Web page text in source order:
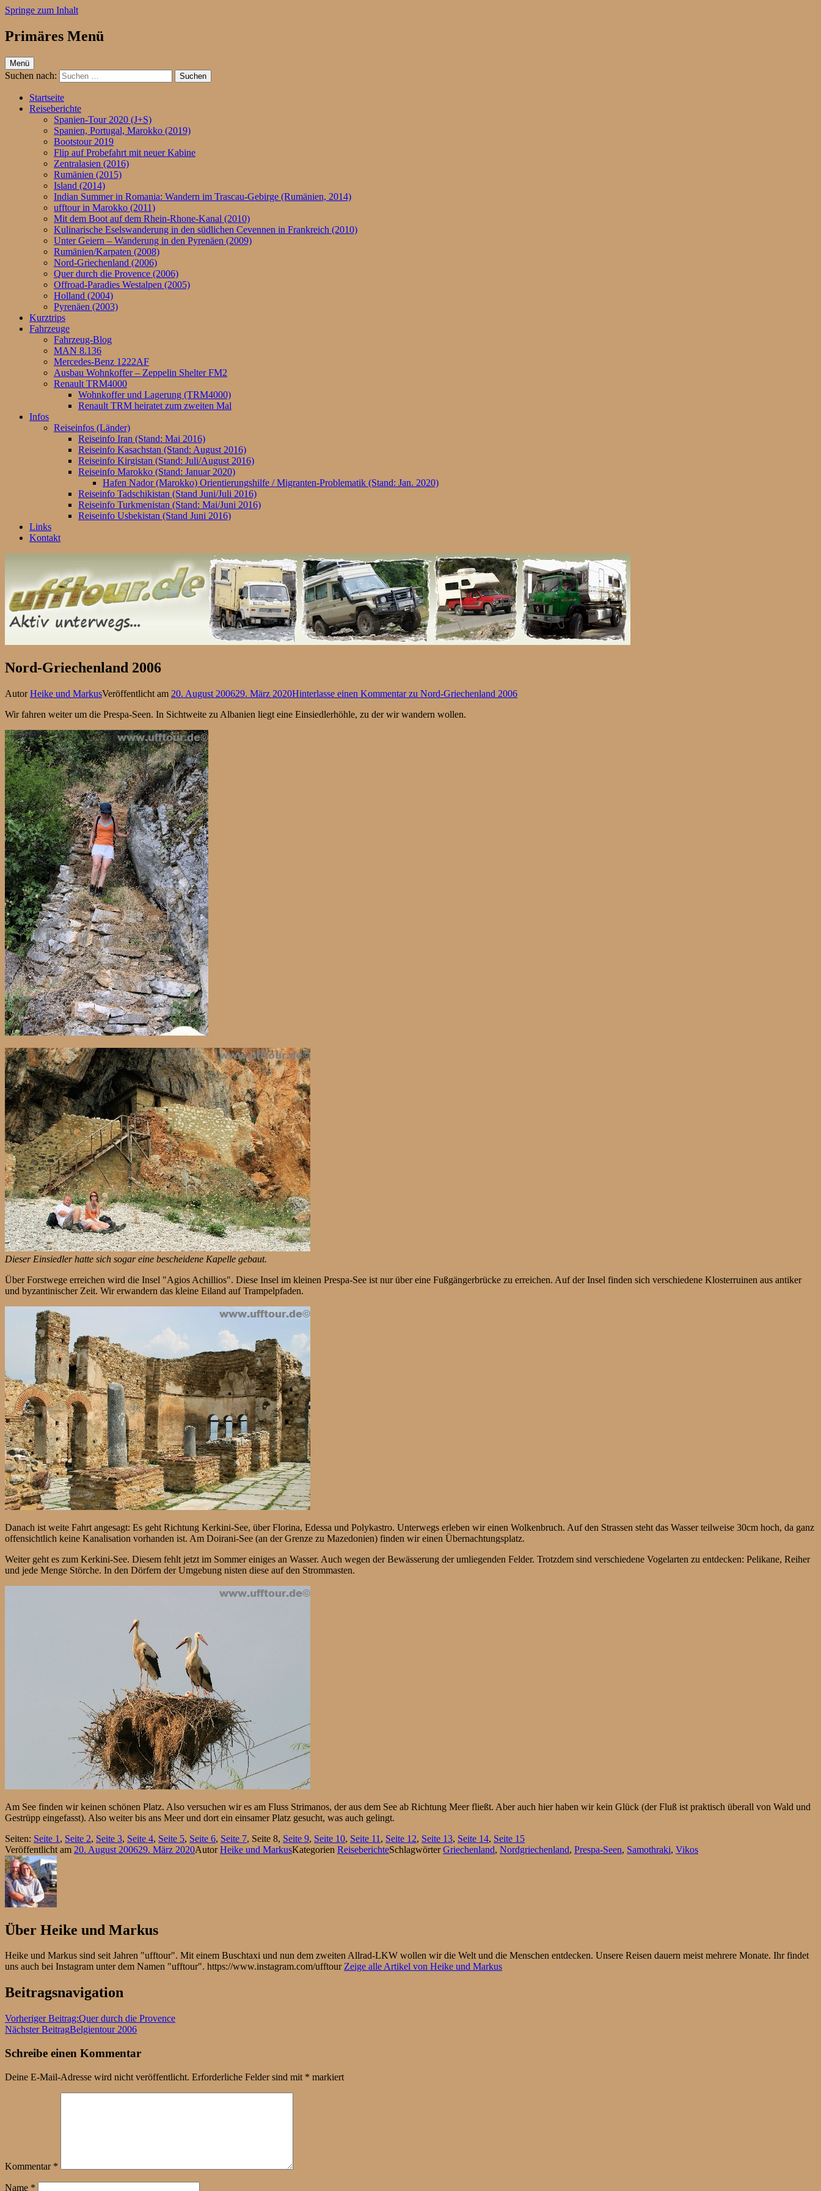
Springe zum Inhalt
ufftour.de – Aktiv unterwegs
Primäres Menü
Menü
Suchen nach:
Startseite
Reiseberichte
Spanien-Tour 2020 (J+S)
Spanien, Portugal, Marokko (2019)
Bootstour 2019
Flip auf Probefahrt mit neuer Kabine
Zentralasien (2016)
Rumänien (2015)
Island (2014)
Indian Summer in Romania: Wandern im Trascau-Gebirge (Rumänien, 2014)
ufftour in Marokko (2011)
Mit dem Boot auf dem Rhein-Rhone-Kanal (2010)
Kulinarische Eselswanderung in den südlichen Cevennen in Frankreich (2010)
Unter Geiern – Wanderung in den Pyrenäen (2009)
Rumänien/Karpaten (2008)
Nord-Griechenland (2006)
Quer durch die Provence (2006)
Offroad-Paradies Westalpen (2005)
Holland (2004)
Pyrenäen (2003)
Kurztrips
Fahrzeuge
Fahrzeug-Blog
MAN 8.136
Mercedes-Benz 1222AF
Ausbau Wohnkoffer – Zeppelin Shelter FM2
Renault TRM4000
Wohnkoffer und Lagerung (TRM4000)
Renault TRM heiratet zum zweiten Mal
Infos
Reiseinfos (Länder)
Reiseinfo Iran (Stand: Mai 2016)
Reiseinfo Kasachstan (Stand: August 2016)
Reiseinfo Kirgistan (Stand: Juli/August 2016)
Reiseinfo Marokko (Stand: Januar 2020)
Hafen Nador (Marokko) Orientierungshilfe / Migranten-Problematik (Stand: Jan. 2020)
Reiseinfo Tadschikistan (Stand Juni/Juli 2016)
Reiseinfo Turkmenistan (Stand: Mai/Juni 2016)
Reiseinfo Usbekistan (Stand Juni 2016)
Links
Kontakt
Nord-Griechenland 2006
AutorHeike und MarkusVeröffentlicht am 20. August 200629. März 2020Hinterlasse einen Kommentarzu Nord-Griechenland 2006
Wir fahren weiter um die Prespa-Seen. In Sichtweite zu Albanien liegt eine Einsiedlerhöhle, zu der wir wandern wollen.
Dieser Einsiedler hatte sich sogar eine bescheidene Kapelle gebaut.
Über Forstwege erreichen wird die Insel "Agios Achillios". Diese Insel im kleinen Prespa-See ist nur über eine Fußgängerbrücke zu erreichen. Auf der Insel finden sich verschiedene Klosterruinen aus antiker
und byzantinischer Zeit. Wir erwandern das kleine Eiland auf Trampelpfaden.
Danach ist weite Fahrt angesagt: Es geht Richtung Kerkini-See, über Florina, Edessa und Polykastro. Unterwegs erleben wir einen Wolkenbruch. Auf den Strassen steht das Wasser teilweise 30cm hoch, da ganz
offensichtlich keine Kanalisation vorhanden ist. Am Doirani-See (an der Grenze zu Mazedonien) finden wir einen Übernachtungsplatz.
Weiter geht es zum Kerkini-See. Diesem fehlt jetzt im Sommer einiges an Wasser. Auch wegen der Bewässerung der umliegenden Felder. Trotzdem sind verschiedene Vogelarten zu entdecken: Pelikane, Reiher
und jede Menge Störche. In den Dörfern der Umgebung nisten diese auf den Strommasten.
Am See finden wir keinen schönen Platz. Also versuchen wir es am Fluss Strimanos, der aus dem See ab Richtung Meer fließt. Aber auch hier haben wir kein Glück (der Fluß ist praktisch überall von Wald und
Gestrüpp eingefasst). Also weiter bis ans Meer und dort ein einsamer Platz gesucht, was auch gelingt.
Seiten: Seite 1 , Seite 2, Seite 3, Seite 4, Seite 5, Seite 6, Seite 7, Seite 8, Seite 9, Seite 10, Seite 11 , Seite 12, Seite 13, Seite 14, Seite 15
Veröffentlicht am 20. August 200629. März 2020AutorHeike und MarkusKategorien ReiseberichteSchlagwörterGriechenland, Nordgriechenland, Prespa-Seen, Samothraki, Vikos
Über Heike und Markus
Heike und Markus sind seit Jahren "ufftour". Mit einem Buschtaxi und nun dem zweiten Allrad-LKW wollen wir die Welt und die Menschen entdecken. Unsere Reisen dauern meist mehrere Monate. Ihr findet
uns auch bei Instagram unter dem Namen "ufftour". https://www.instagram.com/ufftourZeige alle Artikel von Heike und Markus
Beitragsnavigation
Vorheriger Beitrag:Quer durch die Provence
Nächster BeitragBelgientour 2006
Schreibe einen Kommentar
Deine E-Mail-Adresse wird nicht veröffentlicht. Erforderliche Felder sind mit * markiert
Kommentar *
Name *